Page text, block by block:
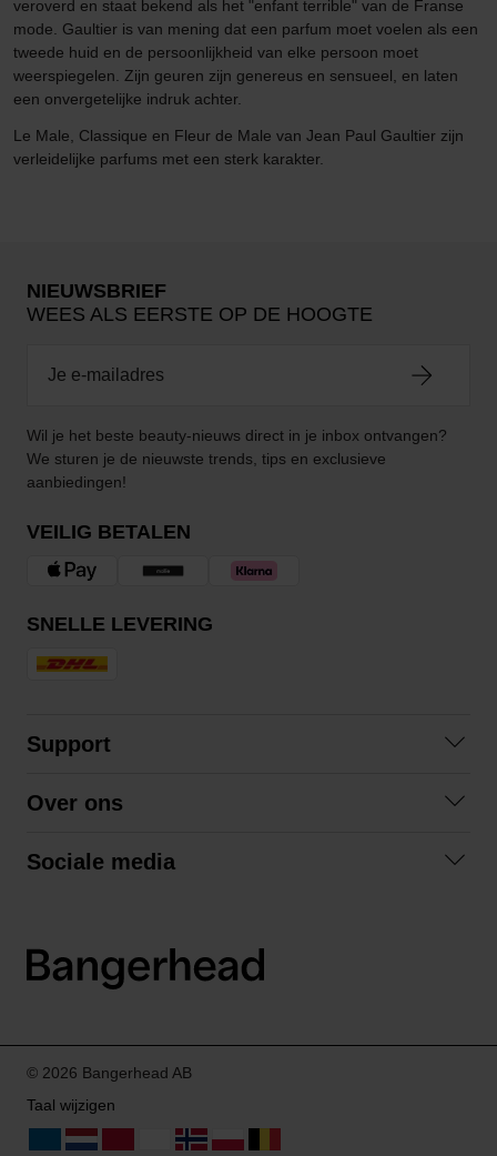
veroverd en staat bekend als het "enfant terrible" van de Franse
mode. Gaultier is van mening dat een parfum moet voelen als een
tweede huid en de persoonlijkheid van elke persoon moet
weerspiegelen. Zijn geuren zijn genereus en sensueel, en laten
een onvergetelijke indruk achter.
Le Male, Classique en Fleur de Male van Jean Paul Gaultier zijn
verleidelijke parfums met een sterk karakter.
NIEUWSBRIEF
WEES ALS EERSTE OP DE HOOGTE
Wil je het beste beauty-nieuws direct in je inbox ontvangen?
We sturen je de nieuwste trends, tips en exclusieve
aanbiedingen!
VEILIG BETALEN
SNELLE LEVERING
Support
Algemene voorwaarden
Over ons
Sociale media
LinkedIn
© 2026 Bangerhead AB
Taal wijzigen